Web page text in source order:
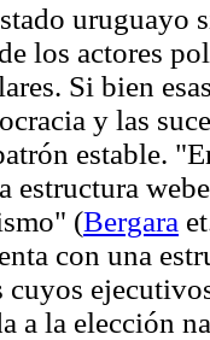
uruguayo
los actores
Si bien
y las
estable.
estructura
(Bergara
con una
cuyos
a la elección